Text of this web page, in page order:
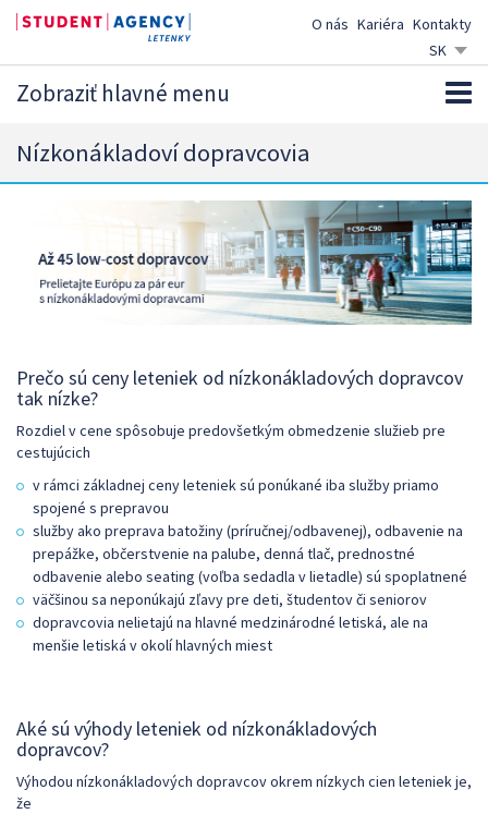
SK
CZ
O nás Kariéra Kontakty
Zobraziť hlavné menu
Nízkonákladoví dopravcovia
Prečo sú ceny leteniek od nízkonákladových dopravcov
tak nízke?
Rozdiel v cene spôsobuje predovšetkým obmedzenie služieb pre
cestujúcich
v rámci základnej ceny leteniek sú ponúkané iba služby priamo
spojené s prepravou
služby ako preprava batožiny (príručnej/odbavenej), odbavenie na
prepážke, občerstvenie na palube, denná tlač, prednostné
odbavenie alebo seating (voľba sedadla v lietadle) sú spoplatnené
väčšinou sa neponúkajú zľavy pre deti, študentov či seniorov
dopravcovia nelietajú na hlavné medzinárodné letiská, ale na
menšie letiská v okolí hlavných miest
Aké sú výhody leteniek od nízkonákladových
dopravcov?
Výhodou nízkonákladových dopravcov okrem nízkych cien leteniek je,
že